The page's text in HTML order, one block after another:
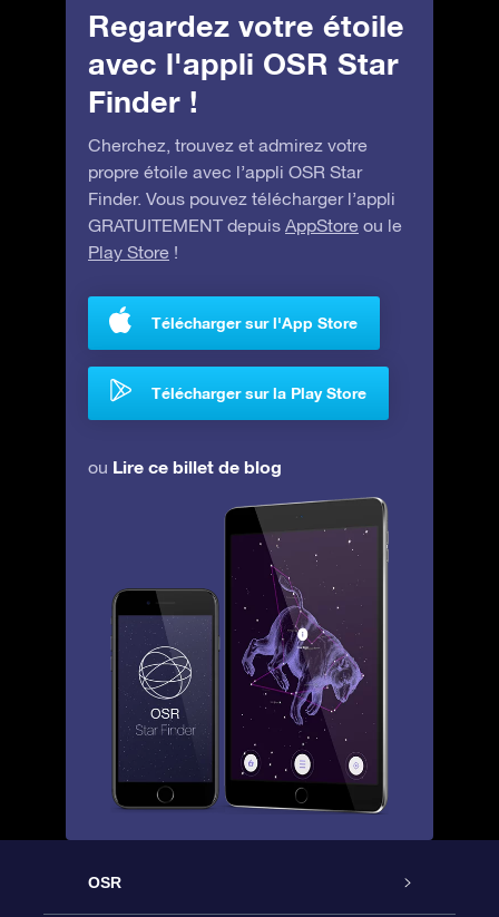
Regardez votre étoile
avec l'appli OSR Star
Finder !
Cherchez, trouvez et admirez votre
propre étoile avec l’appli OSR Star
Finder. Vous pouvez télécharger l’appli
GRATUITEMENT depuis AppStore ou le
Play Store !
Télécharger sur l'App Store
Télécharger sur la Play Store
ou Lire ce billet de blog
OSR